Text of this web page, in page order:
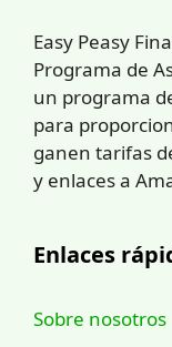
Easy Peasy
Programa de
un programa
para
ganen tarifas
y enlaces a
Enlaces
Sobre nosotros